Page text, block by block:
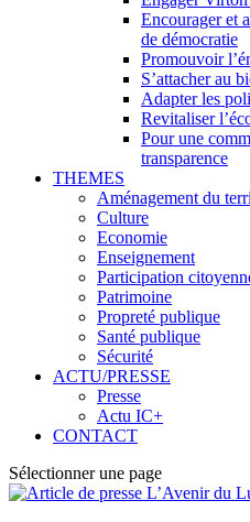
Encourager et
de démocratie
Promouvoir
S’attacher au
Adapter les
Revitaliser
Pour une
transparence
THEMES
Aménagement du
Culture
Economie
Enseignement
Participation
Patrimoine
Propreté publique
Santé publique
Sécurité
ACTU/PRESSE
Presse
Actu IC+
CONTACT
Sélectionner une page